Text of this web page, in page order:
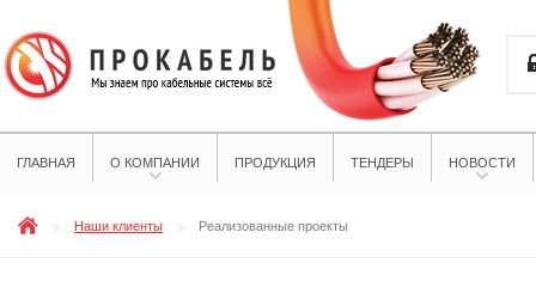
ГЛАВНАЯ О КОМПАНИИ ПРОДУКЦИЯ ТЕНДЕРЫ НОВОСТИ
Наши клиенты Реализованные проекты